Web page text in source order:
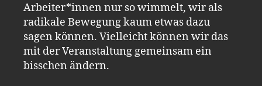
Arbeiter*innen nur so wimmelt, wir als
radikale Bewegung kaum etwas dazu
sagen können. Vielleicht können wir das
mit der Veranstaltung gemeinsam ein
bisschen ändern.